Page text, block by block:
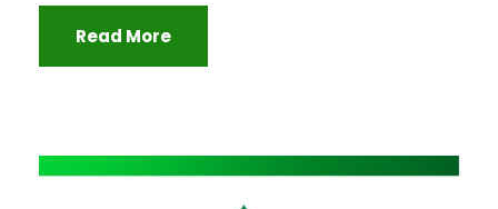
Read More